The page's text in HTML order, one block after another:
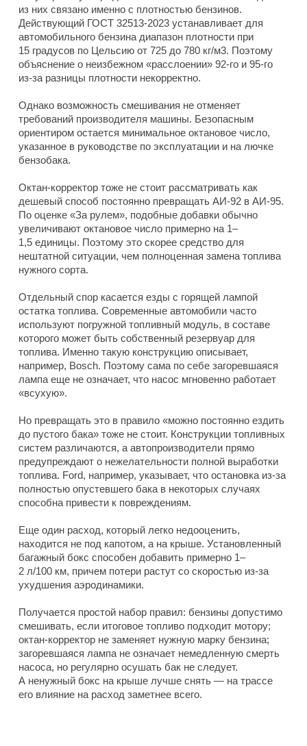
из них связано именно с плотностью бензинов.
Действующий ГОСТ 32513-2023 устанавливает для
автомобильного бензина диапазон плотности при
15 градусов по Цельсию от 725 до 780 кг/м3. Поэтому
объяснение о неизбежном «расслоении» 92-го и 95-го
из-за разницы плотности некорректно.
Однако возможность смешивания не отменяет
требований производителя машины. Безопасным
ориентиром остается минимальное октановое число,
указанное в руководстве по эксплуатации и на лючке
бензобака.
Октан-корректор тоже не стоит рассматривать как
дешевый способ постоянно превращать АИ-92 в АИ-95.
По оценке «За рулем», подобные добавки обычно
увеличивают октановое число примерно на 1–
1,5 единицы. Поэтому это скорее средство для
нештатной ситуации, чем полноценная замена топлива
нужного сорта.
Отдельный спор касается езды с горящей лампой
остатка топлива. Современные автомобили часто
используют погружной топливный модуль, в составе
которого может быть собственный резервуар для
топлива. Именно такую конструкцию описывает,
например, Bosch. Поэтому сама по себе загоревшаяся
лампа еще не означает, что насос мгновенно работает
«всухую».
Но превращать это в правило «можно постоянно ездить
до пустого бака» тоже не стоит. Конструкции топливных
систем различаются, а автопроизводители прямо
предупреждают о нежелательности полной выработки
топлива. Ford, например, указывает, что остановка из-за
полностью опустевшего бака в некоторых случаях
способна привести к повреждениям.
Еще один расход, который легко недооценить,
находится не под капотом, а на крыше. Установленный
багажный бокс способен добавить примерно 1–
2 л/100 км, причем потери растут со скоростью из-за
ухудшения аэродинамики.
Получается простой набор правил: бензины допустимо
смешивать, если итоговое топливо подходит мотору;
октан-корректор не заменяет нужную марку бензина;
загоревшаяся лампа не означает немедленную смерть
насоса, но регулярно осушать бак не следует.
А ненужный бокс на крыше лучше снять — на трассе
его влияние на расход заметнее всего.